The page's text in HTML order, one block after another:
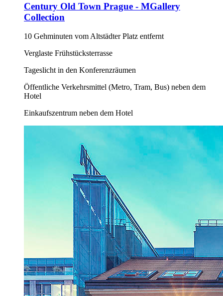
Century Old Town Prague - MGallery
Collection
10 Gehminuten vom Altstädter Platz entfernt
Verglaste Frühstücksterrasse
Tageslicht in den Konferenzräumen
Öffentliche Verkehrsmittel (Metro, Tram, Bus) neben dem
Hotel
Einkaufszentrum neben dem Hotel